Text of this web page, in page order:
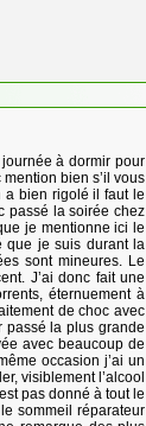
à dormir pour
bien s’il vous
a bien rigolé il faut le
passé la soirée chez
je mentionne ici le
que je suis durant la
sont mineures. Le
J’ai donc fait une
éternuement à
de choc avec
passé la plus grande
avec beaucoup de
occasion j’ai un
visiblement l’alcool
pas donné à tout le
sommeil réparateur